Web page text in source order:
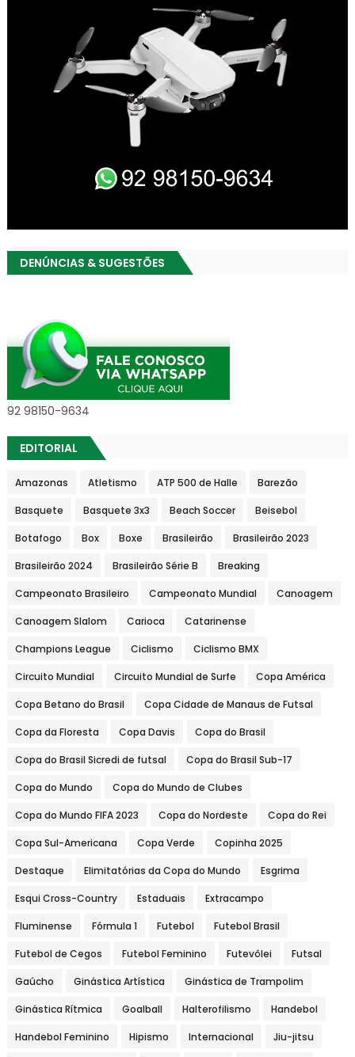
DENÚNCIAS & SUGESTÕES
92 98150-9634
EDITORIAL
Amazonas Atletismo ATP 500 de Halle Barezão
Basquete Basquete 3x3 Beach Soccer Beisebol
Botafogo Box Boxe Brasileirão Brasileirão 2023
Brasileirão 2024 Brasileirão Série B Breaking
Campeonato Brasileiro Campeonato Mundial Canoagem
Canoagem Slalom Carioca Catarinense
Champions League Ciclismo Ciclismo BMX
Circuito Mundial Circuito Mundial de Surfe Copa América
Copa Betano do Brasil Copa Cidade de Manaus de Futsal
Copa da Floresta Copa Davis Copa do Brasil
Copa do Brasil Sicredi de futsal Copa do Brasil Sub-17
Copa do Mundo Copa do Mundo de Clubes
Copa do Mundo FIFA 2023 Copa do Nordeste Copa do Rei
Copa Sul-Americana Copa Verde Copinha 2025
Destaque Elimitatórias da Copa do Mundo Esgrima
Esqui Cross-Country Estaduais Extracampo
Fluminense Fórmula 1 Futebol Futebol Brasil
Futebol de Cegos Futebol Feminino Futevôlei Futsal
Gaúcho Ginástica Artística Ginástica de Trampolim
Ginástica Rítmica Goalball Halterofilismo Handebol
Handebol Feminino Hipismo Internacional Jiu-jitsu